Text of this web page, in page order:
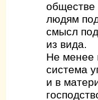
обществе
людям
смысл
из вида.
Не менее
система
и в